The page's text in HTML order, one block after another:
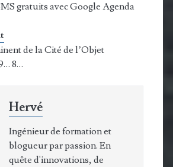
gratuits avec Google Agenda
de la Cité de l’Objet
8…
Hervé
Ingénieur de formation et
blogueur par passion. En
quête d'innovations, de